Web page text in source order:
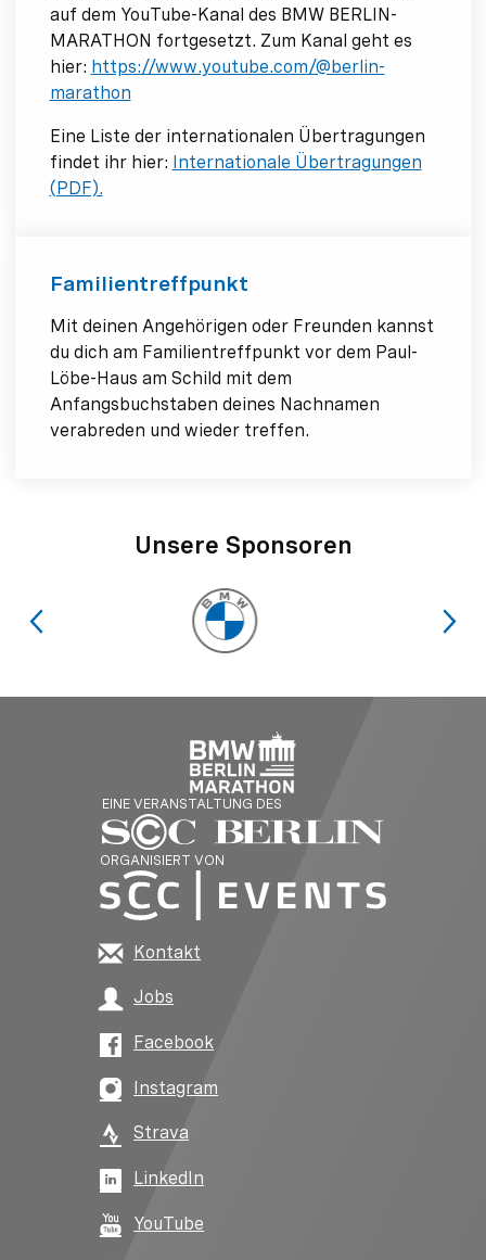
auf dem YouTube-Kanal des BMW BERLIN-
MARATHON fortgesetzt. Zum Kanal geht es
hier: https://www.youtube.com/@berlin-
marathon
Eine Liste der internationalen Übertragungen
findet ihr hier: Internationale Übertragungen
(PDF).
Familientreffpunkt
Mit deinen Angehörigen oder Freunden kannst
du dich am Familientreffpunkt vor dem Paul-
Löbe-Haus am Schild mit dem
Anfangsbuchstaben deines Nachnamen
verabreden und wieder treffen.
Unsere Sponsoren
EINE VERANSTALTUNG DES
ORGANISIERT VON
Kontakt
Jobs
Facebook
Instagram
Strava
LinkedIn
YouTube